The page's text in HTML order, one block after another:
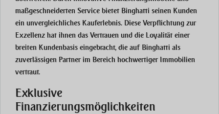
maßgeschneiderten Service bietet Binghatti seinen Kunden
ein unvergleichliches Kauferlebnis. Diese Verpflichtung zur
Exzellenz hat ihnen das Vertrauen und die Loyalität einer
breiten Kundenbasis eingebracht, die auf Binghatti als
zuverlässigen Partner im Bereich hochwertiger Immobilien
vertraut.
Exklusive
Finanzierungsmöglichkeiten